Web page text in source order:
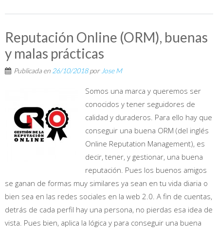
Reputación Online (ORM), buenas
y malas prácticas
Publicada en 26/10/2018por Jose M
Somos una marca y queremos ser
conocidos y tener seguidores de
calidad y duraderos. Para ello hay que
conseguir una buena ORM (del inglés
Online Reputation Management), es
decir, tener, y gestionar, una buena
reputación. Pues los buenos amigos
se ganan de formas muy similares ya sean en tu vida diaria o
bien sea en las redes sociales en la web 2.0. A fin de cuentas,
detrás de cada perfil hay una persona, no pierdas esa idea de
vista. Pues bien, aplica la lógica y para conseguir una buena